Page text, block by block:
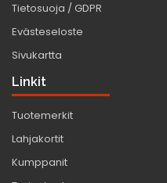
Tietosuoja / GDPR
Evästeseloste
Sivukartta
Linkit
Tuotemerkit
Lahjakortit
Kumppanit